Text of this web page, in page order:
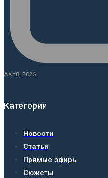
Авг 8, 2026
Категории
Новости
Статьи
Прямые эфиры
Сюжеты